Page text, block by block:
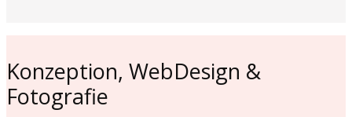
Konzeption, WebDesign &
Fotografie